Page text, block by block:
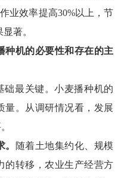
作业效率提高30%以上，节
著。
种机的必要性和存在的主
础最关键。小麦播种机的
。
从调研情况看，发展
随着土地集约化、规模
的转移，农业生产经营方